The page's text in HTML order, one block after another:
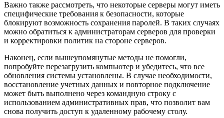
Важно также рассмотреть, что некоторые серверы могут иметь
специфические требования к безопасности, которые
блокируют возможность сохранения паролей. В таких случаях
можно обратиться к администраторам серверов для проверки
и корректировки политик на стороне серверов.
Наконец, если вышеупомянутые методы не помогли,
попробуйте перезагрузить компьютер и убедитесь, что все
обновления системы установлены. В случае необходимости,
восстановление учетных данных и повторное подключение
может быть выполнено через командную строку с
использованием административных прав, что позволит вам
снова получить доступ к удаленному рабочему столу.